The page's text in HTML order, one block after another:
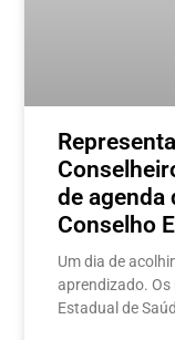
de agenda
Conselho
Um dia de
aprendizado.
Estadual de